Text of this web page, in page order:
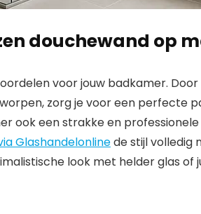
douchewand op
voor jouw badkamer.
zorg je voor een perfecte
ook een strakke en
Glashandelonlinede stijl volledig
look met helder glas of